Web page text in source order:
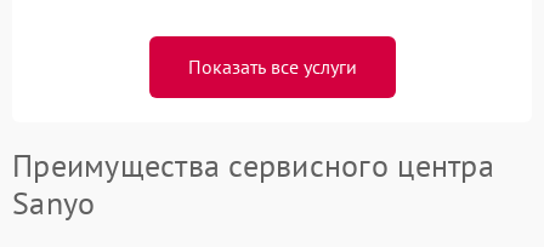
Показать все услуги
Преимущества сервисного центра
Sanyo